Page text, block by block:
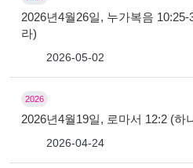
2026년4월26일, 누가복음
라)
2026-05-02
2026
2026년4월19일, 로마서 12:2 (하
2026-04-24